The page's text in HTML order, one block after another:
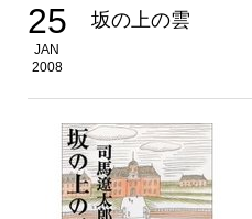
25
JAN
2008
坂の上の雲